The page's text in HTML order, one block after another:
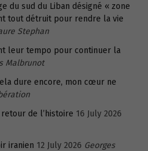
du sud du Liban désigné « zone
tout détruit pour rendre la vie
Stephan
leur tempo pour continuer la
Malbrunot
dure encore, mon cœur ne
de l’histoire 16 July 2026
iranien 12 July 2026 Georges